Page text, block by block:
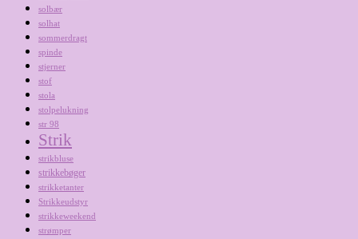
solbær
solhat
sommerdragt
spinde
stjerner
stof
stola
stolpelukning
str 98
Strik
strikbluse
strikkebøger
strikketanter
Strikkeudstyr
strikkeweekend
strømper